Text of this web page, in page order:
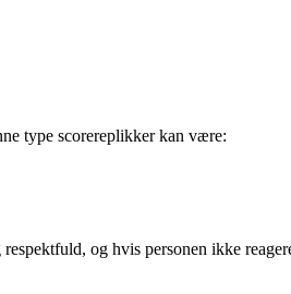
type scorereplikker kan være:
og hvis personen ikke